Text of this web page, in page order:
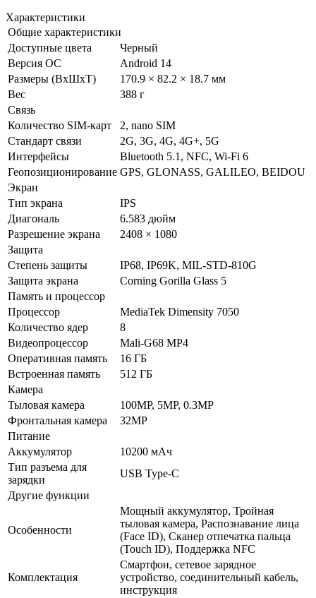
Характеристики
Общие характеристики
Доступные цвета
Черный
Версия ОС
Android 14
Размеры (ВxШxТ)
170.9 × 82.2 × 18.7 мм
Вес
388 г
Связь
Количество SIM-карт
2, nano SIM
Стандарт связи
2G, 3G, 4G, 4G+, 5G
Интерфейсы
Bluetooth 5.1, NFC, Wi-Fi 6
Геопозиционирование GPS, GLONASS, GALILEO, BEIDOU
Экран
Тип экрана
IPS
Диагональ
6.583 дюйм
Разрешение экрана
2408 × 1080
Защита
Степень защиты
IP68, IP69K, MIL-STD-810G
Защита экрана
Corning Gorilla Glass 5
Память и процессор
Процессор
MediaTek Dimensity 7050
Количество ядер
8
Видеопроцессор
Mali-G68 MP4
Оперативная память
16 ГБ
Встроенная память
512 ГБ
Камера
Тыловая камера
100MP, 5MP, 0.3MP
Фронтальная камера
32MP
Питание
Аккумулятор
10200 мАч
Тип разъема для
зарядки
USB Type-C
Другие функции
Особенности
Мощный аккумулятор, Тройная
тыловая камера, Распознавание лица
(Face ID), Сканер отпечатка пальца
(Touch ID), Поддержка NFC
Комплектация
Смартфон, сетевое зарядное
устройство, соединительный кабель,
инструкция